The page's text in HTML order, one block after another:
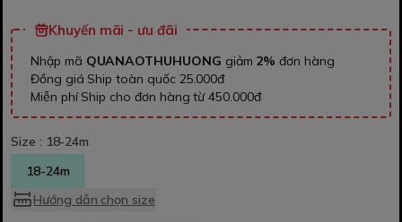
Khuyến mãi - ưu đãi
Nhập mã QUANAOTHUHUONG giảm 2% đơn hàng
Đồng giá Ship toàn quốc 25.000đ
Miễn phí Ship cho đơn hàng từ 450.000đ
Size : 18-24m
18-24m
Hướng dẫn chọn size